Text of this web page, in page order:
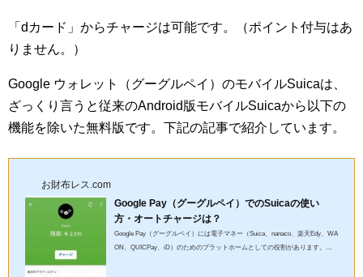
「dカード」からチャージは可能です。（ポイント付与はあ
りません。）
Google ウォレット（グーグルペイ）のモバイルSuicaは、
ざっくり言うと従来のAndroid版モバイルSuicaから以下の
機能を除いた無料版です。下記の記事で紹介しています。
お財布レス.com
Google Pay（グーグルペイ）でのSuicaの使い
方・オートチャージは？
Google Pay（グーグルペイ）には電子マネー（Suica、nanaco、楽天Edy、WA
ON、QUICPay、iD）のためのプラットホームとしての役割があります。そ